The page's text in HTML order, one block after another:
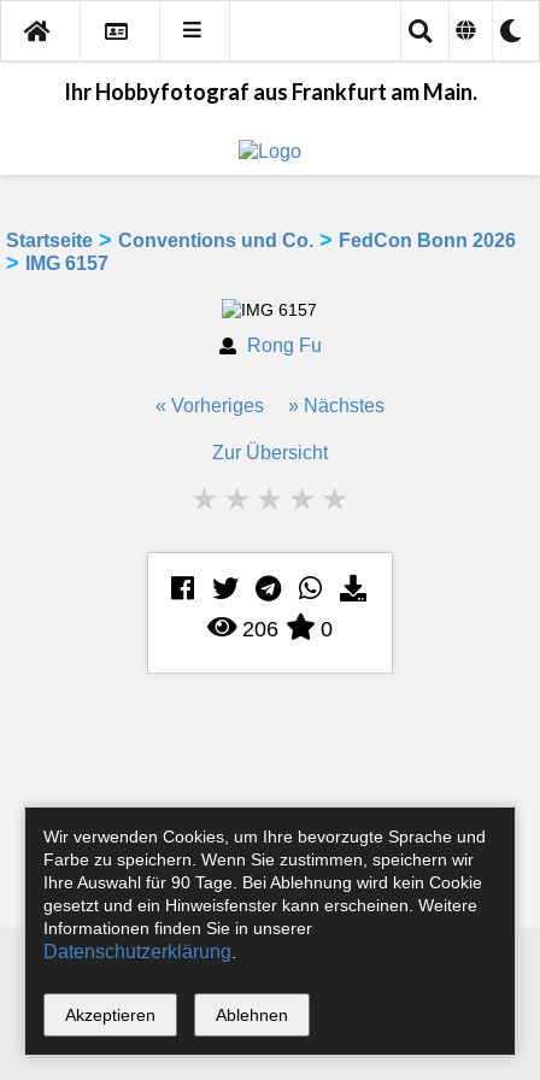
Ihr Hobbyfotograf aus Frankfurt am Main.
Startseite > Conventions und Co. > FedCon Bonn 2026
> IMG 6157
Rong Fu
« Vorheriges » Nächstes
Zur Übersicht
★ ★ ★ ★ ★
206 0
Instagram
*
Wir verwenden Cookies, um Ihre bevorzugte Sprache und
Farbe zu speichern. Wenn Sie zustimmen, speichern wir
Ihre Auswahl für 90 Tage. Bei Ablehnung wird kein Cookie
gesetzt und ein Hinweisfenster kann erscheinen. Weitere
Informationen finden Sie in unserer
Datenschutzerklärung
Akzeptieren Ablehnen